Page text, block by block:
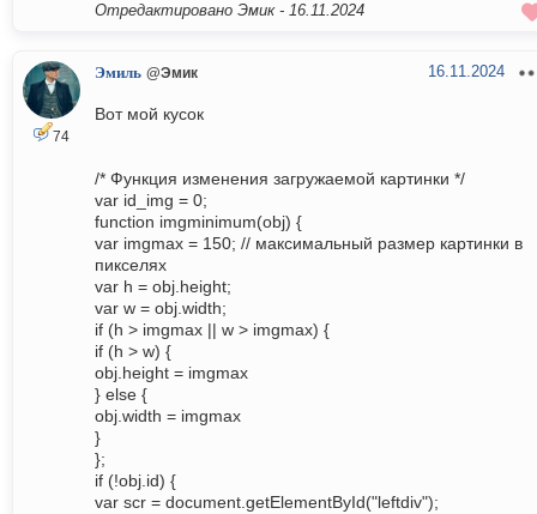
Отредактировано Эмик - 16.11.2024
74
Эмиль @Эмик 16.11.2024
Вот мой кусок
/* Функция изменения загружаемой картинки */
var id_img = 0;
function imgminimum(obj) {
var imgmax = 150; // максимальный размер картинки в
пикселях
var h = obj.height;
var w = obj.width;
if (h > imgmax || w > imgmax) {
if (h > w) {
obj.height = imgmax
} else {
obj.width = imgmax
}
};
if (!obj.id) {
var scr = document.getElementById("leftdiv");